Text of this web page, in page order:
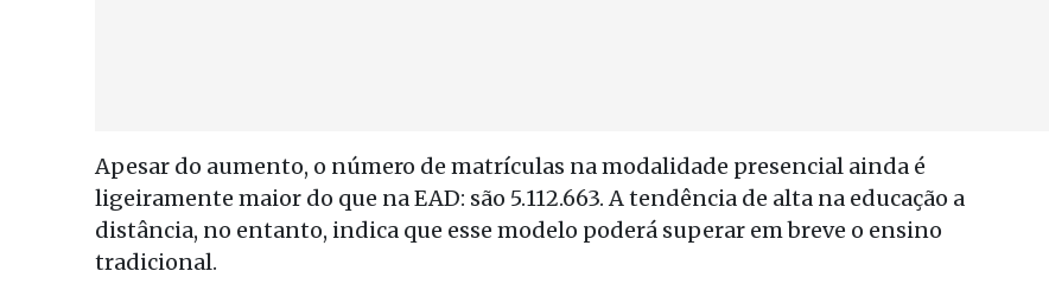
Apesar do aumento, o número de matrículas na modalidade presencial ainda é
ligeiramente maior do que na EAD: são 5.112.663. A tendência de alta na educação a
distância, no entanto, indica que esse modelo poderá superar em breve o ensino
tradicional.